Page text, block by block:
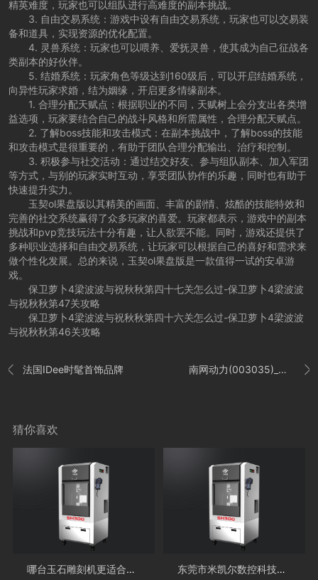
精英难度，玩家也可以组队进行高难度的副本挑战。
3. 自由交易系统：游戏中设有自由交易系统，玩家也可以交易装
备和道具，实现资源的优化配置。
4. 灵兽系统：玩家也可以喂养、爱抚灵兽，使其成为自己征战各
类副本的好伙伴。
5. 结婚系统：玩家角色等级达到160级后，可以开启结婚系统，
向异性玩家求婚，结为姻缘，开启更多情缘副本。
1. 合理分配天赋点：根据职业的不同，天赋树上会分支出各类增
益选项，玩家要结合自己的战斗风格和所需属性，合理分配天赋点。
2. 了解boss技能和攻击模式：在副本挑战中，了解boss的技能
和攻击模式是很重要的，有助于团队合理分配输出、治疗和控制。
3. 积极参与社交活动：通过结交好友、参与组队副本、加入军团
等方式，与别的玩家实时互动，享受团队协作的乐趣，同时也有助于
快速提升实力。
玉契ol果盘版以其精美的画面、丰富的剧情、炫酷的技能特效和
完善的社交系统赢得了众多玩家的喜爱。玩家都表示，游戏中的副本
挑战和pvp竞技玩法十分有趣，让人欲罢不能。同时，游戏还提供了
多种职业选择和自由交易系统，让玩家可以根据自己的喜好和需求来
做个性化发展。总的来说，玉契ol果盘版是一款值得一试的安卓游
戏。
保卫萝卜4梁波波与祝秋秋第四十七关怎么过-保卫萝卜4梁波波
与祝秋秋第47关攻略
保卫萝卜4梁波波与祝秋秋第四十六关怎么过-保卫萝卜4梁波波
与祝秋秋第46关攻略
 法国IDee时髦首饰品牌 
南网动力(003035)_最新价格_行情_走势图—东方财富网
猜你喜欢
哪台玉石雕刻机更适合雕刻玉石的工具？ 东莞市米凯尔数控科技有限公司